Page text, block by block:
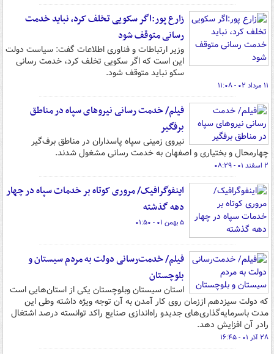
زارع پور:اگر سکویی تخلف کرد، نباید خدمت
رسانی متوقف شود
وزیر ارتباطات و فناوری اطلاعات گفت: سیاست دولت
این است که اگر سکویی تخلف کرد، خدمت رسانی
سکو نباید متوقف شود.
۱۱ مرداد ۰۲ - ۱۱:۰۸
فیلم/ خدمت رسانی نیروهای سپاه در مناطق
برفگیر
نیروی زمینی سپاه پاسداران در مناطق برف‌گیر
چهارمحال‌ و بختیاری و اصفهان به خدمت رسانی مشغول شدند.
۲ اسفند ۰۱ - ۰۸:۲۹
اینفوگرافیک/ مروری کوتاه بر خدمات سپاه در چهار
دهه گذشته
۵ بهمن ۰۱ - ۰۱:۵۰
فیلم/ خدمت‌رسانی دولت به مردم سیستان و
بلوچستان
استان سیستان وبلوچستان یکی از استان‌هایی است
که دولت سیزدهم اززمان روی کار آمدن به آن توجه ویژه داشته وطی این
مدت باسرمایه‌گذاری‌های جدیدو راه‌اندازی صنایع راکد توانسته درصد اشتغال
رادر آن افزایش دهد.
۲۸ آذر ۰۱ - ۱۶:۴۵